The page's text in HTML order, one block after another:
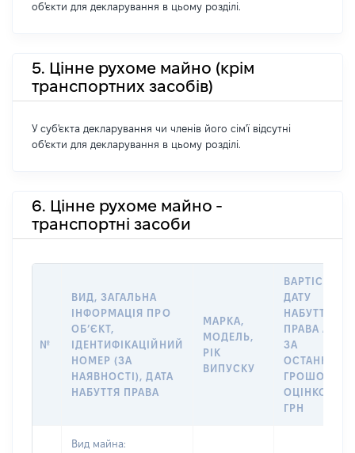
об'єкти для декларування в цьому розділі.
5. Цінне рухоме майно (крім
транспортних засобів)
У суб'єкта декларування чи членів його сім'ї відсутні
об'єкти для декларування в цьому розділі.
6. Цінне рухоме майно -
транспортні засоби
№
ВИД, ЗАГАЛЬНА
ІНФОРМАЦІЯ ПРО
ОБʼЄКТ,
ІДЕНТИФІКАЦІЙНИЙ
НОМЕР (ЗА
НАЯВНОСТІ), ДАТА
НАБУТТЯ ПРАВА
МАРКА,
МОДЕЛЬ,
РІК
ВИПУСКУ
ВАРТІСТЬ НА
ДАТУ
НАБУТТЯ
ПРАВА АБО
ЗА
ГРОШОВОЮ
ОЦІНКОЮ,
ГРН
Вид майна: